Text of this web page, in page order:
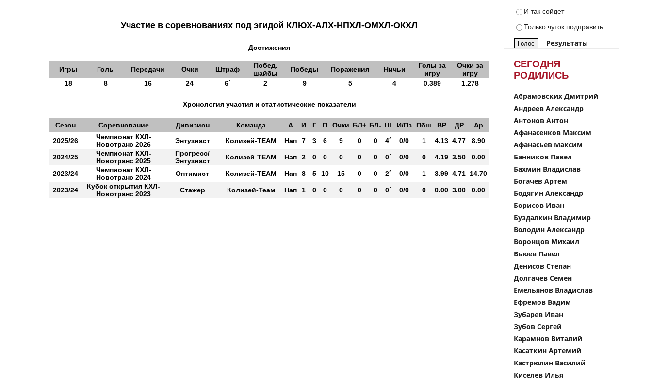
Участие в соревнованиях под эгидой КЛЮХ-АЛХ-НПХЛ-ОМХЛ-ОКХЛ
Достижения
Игры Голы Передачи Очки Штраф
Побед.
шайбы
Победы Поражения Ничьи
Голы за
игру
Очки за
игру
18
8 16 24 6´ 2 9 5 4 0.389 1.278
Хронология участия и статистические показатели
Сезон Соревнование Дивизион Команда А И Г П Очки БЛ+ БЛ- Ш И/Пз Пбш ВР ДР
Ар
2025/26
Чемпионат КХЛ-
Новотранс 2026
Энтузиаст Колизей-ТЕАМ Нап 7 3 6 9 0 0 4´ 0/0 1 4.13 4.77 8.90
2024/25
Чемпионат КХЛ-
Новотранс 2025
Прогресс/
Энтузиаст
Колизей-TEAM Нап 2 0 0 0 0 0 0´ 0/0 0 4.19 3.50 0.00
2023/24
Чемпионат КХЛ-
Новотранс 2024
Оптимист Колизей-ТЕАМ Нап 8 5 10 15 0 0 2´ 0/0 1 3.99 4.71 14.70
2023/24
Кубок открытия КХЛ-
Новотранс 2023
Стажер Колизей-Теам Нап 1 0 0 0 0 0 0´ 0/0 0 0.00 3.00 0.00
И так сойдет
Только чуток подправить
Результаты
СЕГОДНЯ
РОДИЛИСЬ
Абрамовских Дмитрий
Андреев Александр
Антонов Антон
Афанасенков Максим
Афанасьев Максим
Банников Павел
Бахмин Владислав
Богачев Артем
Бодягин Александр
Борисов Иван
Буздалкин Владимир
Володин Александр
Воронцов Михаил
Вьюев Павел
Денисов Степан
Долгачев Семен
Емельянов Владислав
Ефремов Вадим
Зубарев Иван
Зубов Сергей
Карамнов Виталий
Касаткин Артемий
Кастрюлин Василий
Киселев Илья